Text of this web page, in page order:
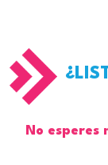
No esperes